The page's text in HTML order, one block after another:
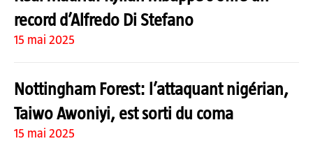
record d’Alfredo Di Stefano
15 mai 2025
Nottingham Forest: l’attaquant nigérian,
Taiwo Awoniyi, est sorti du coma
15 mai 2025